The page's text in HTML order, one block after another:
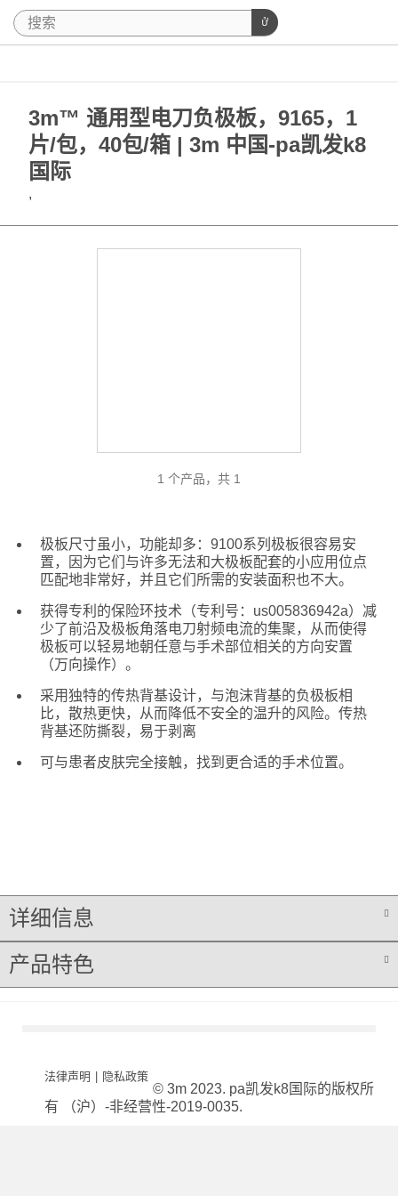
3m™ 通用型电刀负极板，9165，1
片/包，40包/箱 | 3m 中国-pa凯发k8
国际
,
1 个产品，共 1
极板尺寸虽小，功能却多：9100系列极板很容易安
置，因为它们与许多无法和大极板配套的小应用位点
匹配地非常好，并且它们所需的安装面积也不大。
获得专利的保险环技术（专利号：us005836942a）减
少了前沿及极板角落电刀射频电流的集聚，从而使得
极板可以轻易地朝任意与手术部位相关的方向安置
（万向操作）。
采用独特的传热背基设计，与泡沫背基的负极板相
比，散热更快，从而降低不安全的温升的风险。传热
背基还防撕裂，易于剥离
可与患者皮肤完全接触，找到更合适的手术位置。
详细信息
产品特色
法律声明 | 隐私政策
© 3m 2023. pa凯发k8国际的版权所
有 （沪）-非经营性-2019-0035.